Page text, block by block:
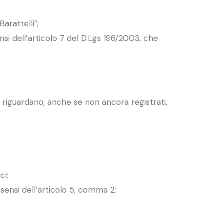
dell’articolo 7 del D.Lgs 196/2003, che
anche se non ancora registrati,
dell’articolo 5, comma 2;